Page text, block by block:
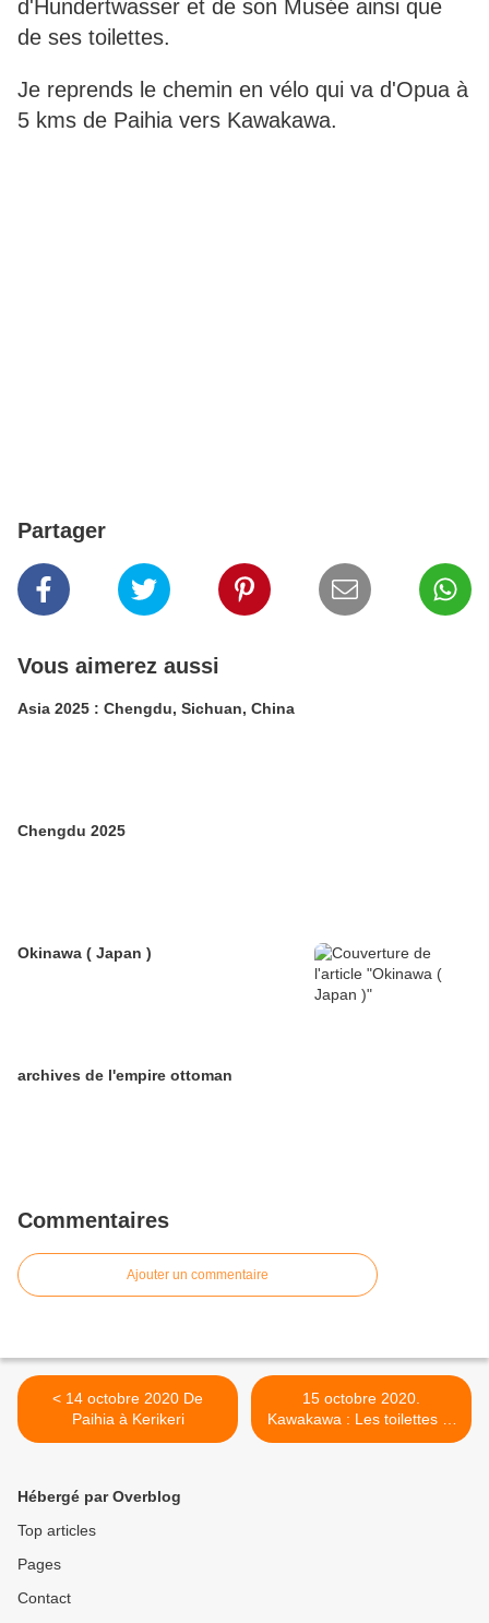
d'Hundertwasser et de son Musée ainsi que
de ses toilettes.
Je reprends le chemin en vélo qui va d'Opua à
5 kms de Paihia vers Kawakawa.
Partager
Vous aimerez aussi
Asia 2025 : Chengdu, Sichuan, China
Chengdu 2025
Okinawa ( Japan )
archives de l'empire ottoman
Commentaires
Ajouter un commentaire
< 14 octobre 2020 De
Paihia à Kerikeri
15 octobre 2020.
Kawakawa : Les toilettes et
le Musée d'Hundertwasser.
Hébergé par Overblog
Top articles
Pages
Contact